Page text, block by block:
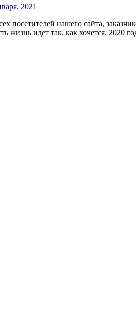
2021
посетителей нашего сайта,
жизнь идет так, как хочется.